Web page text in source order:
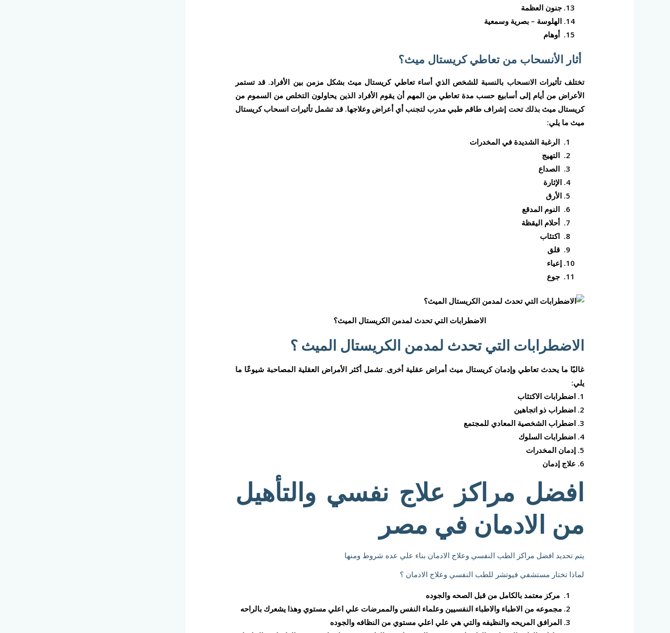
جنون العظمة
الهلوسة – بصرية وسمعية
أوهام
أثار الأنسحاب من تعاطي كريستال ميث؟
تختلف تأثيرات الانسحاب بالنسبة للشخص الذي أساء تعاطي كريستال ميث بشكل مزمن بين الأفراد. قد تستمر
الأعراض من أيام إلى أسابيع حسب مدة تعاطي من المهم أن يقوم الأفراد الذين يحاولون التخلص من السموم من
كريستال ميث بذلك تحت إشراف طاقم طبي مدرب لتجنب أي أعراض وعلاجها. قد تشمل تأثيرات انسحاب كريستال
ميث ما يلي:
الرغبة الشديدة في المخدرات
التهيج
الصداع
الإثارة
الأرق
النوم المدقع
أحلام اليقظة
اكتئاب
قلق
إعياء
جوع
الاضطرابات التي تحدث لمدمن الكريستال الميث؟
الاضطرابات التي تحدث لمدمن الكريستال الميث ؟
غالبًا ما يحدث تعاطي وإدمان كريستال ميث أمراض عقلية أخرى. تشمل أكثر الأمراض العقلية المصاحبة شيوعًا ما
يلي:
1. اضطرابات الاكتئاب
2. اضطراب ذو اتجاهين
3. اضطراب الشخصية المعادي للمجتمع
4. اضطرابات السلوك
5. إدمان المخدرات
6. علاج إدمان
افضل مراكز علاج نفسي والتأهيل
من الادمان في مصر
يتم تحديد افضل مراكز الطب النفسي وعلاج الادمان بناء علي عده شروط ومنها
لماذا تختار مستشفي فيوتشر للطب النفسي وعلاج الادمان ؟
مركز معتمد بالكامل من قبل الصحه والجوده
مجموعه من الاطباء والاطباء النفسيين وعلماء النفس والممرضات علي اعلي مستوي وهذا يشعرك بالراحه
المرافق المريحه والنظيفه والتي هي علي اعلي مستوي من النظافه والجوده